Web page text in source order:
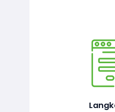
Pemohon
permohonan
baharu